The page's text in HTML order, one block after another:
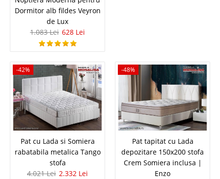
Eva
Masa extensibila alba moderna perfecta pentru amenajare Living
functional – Pret de fabrica Turcia Mobileaza sufrageria sau livingul cu
Masa Extensibila Eva, o piesa de mobilier moderna ce combina stilul
sofisticat cu functionalitatea practica..
Compara
2.182 Lei
Pret Redus 1.265 Lei
La Comanda
Vezi Detalii
Adauga la Favorite
Dormitor alb fildes Veyron
de Lux
1.083 Lei 628 Lei
-42%
Pat cu Lada si Somiera
rabatabila metalica Tango
stofa
4.021 Lei 2.332 Lei
-48%
Pat tapitat cu Lada
depozitare 150x200 stofa
Crem Somiera inclusa |
Enzo